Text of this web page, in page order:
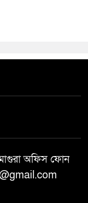
মাগুরা অফিস ফোন